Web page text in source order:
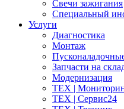
Свечи зажигания
Специальный
Услуги
Диагностика
Монтаж
Запчасти на
Модернизация
ТЕХ |
ТЕХ | Сервис24